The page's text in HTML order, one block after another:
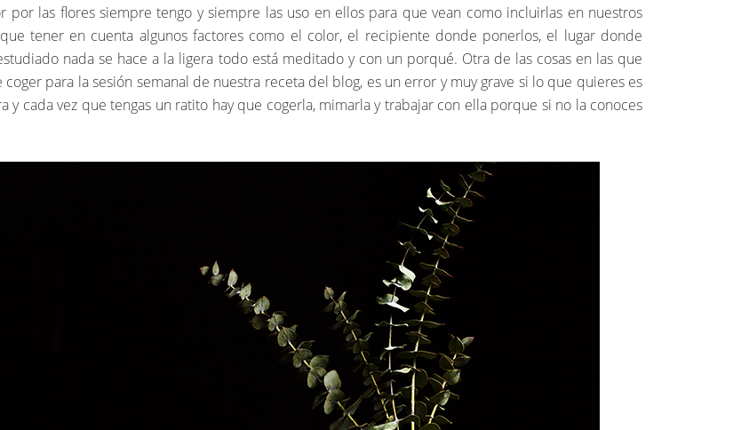
por las flores siempre tengo y siempre las uso en ellos para que vean como incluirlas en nuestros
tener en cuenta algunos factores como el color, el recipiente donde ponerlos, el lugar donde
nada se hace a la ligera todo está meditado y con un porqué. Otra de las cosas en las que
para la sesión semanal de nuestra receta del blog, es un error y muy grave si lo que quieres es
y cada vez que tengas un ratito hay que cogerla, mimarla y trabajar con ella porque si no la conoces